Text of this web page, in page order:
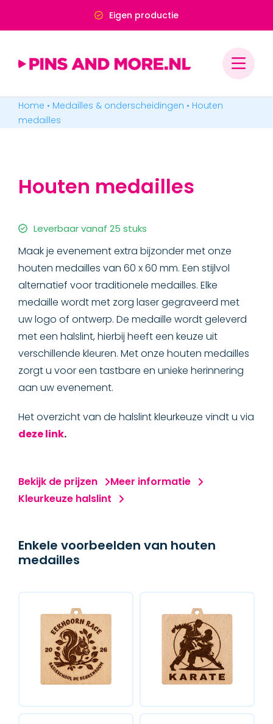
Deskundig advies
Home • Medailles & onderscheidingen • Houten
medailles
Houten medailles
Leverbaar vanaf 25 stuks
Maak je evenement extra bijzonder met onze
houten medailles van 60 x 60 mm. Een stijlvol
alternatief voor traditionele medailles. Elke
medaille wordt met zorg laser gegraveerd met
uw logo of ontwerp. De medaille wordt geleverd
met een halslint, hierbij heeft een keuze uit
verschillende kleuren. Met onze houten medailles
zorgt u voor een tastbare en unieke herinnering
aan uw evenement.
Het overzicht van de halslint kleurkeuze vindt u via
deze link.
Bekijk de prijzen
Meer informatie
Kleurkeuze halslint
Enkele voorbeelden van houten
medailles
PINS & SPELDJES
MEDAILLES
Printing medailles
Goedkope medailles
SUPER medailles
Kunststof medailles
Houten medailles
Rubber medailles
ONDERSCHEIDINGEN
SPECIAAL
ACCESSOIRES
MERCHANDISE